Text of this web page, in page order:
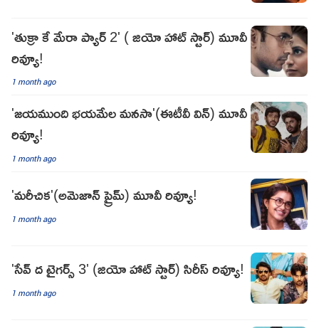
'తుక్రా కే మేరా ప్యార్ 2' ( జియో హాట్ స్టార్) మూవీ
రివ్యూ!
1 month ago
'జయముంది భయమేల మనసా'(ఈటీవీ విన్) మూవీ
రివ్యూ!
1 month ago
'మరీచిక'(అమెజాన్ ప్రైమ్) మూవీ రివ్యూ!
1 month ago
'సేవ్ ద టైగర్స్ 3' (జియో హాట్ స్టార్) సిరీస్ రివ్యూ!
1 month ago